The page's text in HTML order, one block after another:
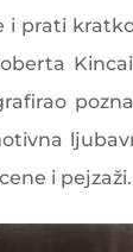
i prati
i pejzaži.